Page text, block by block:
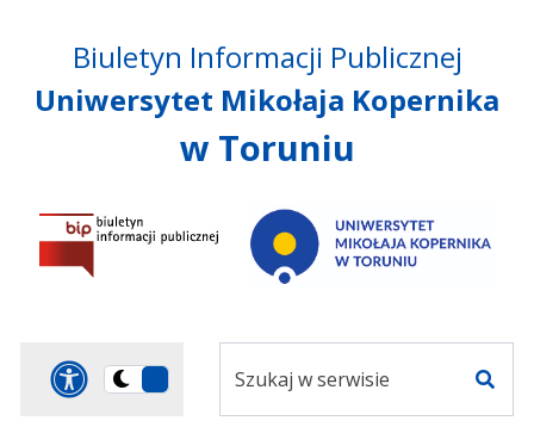
Przejdź do
głównego menu
Przejdź do treści
Przejdź do mapy
serwisu
Biuletyn Informacji Publicznej
Uniwersytet Mikołaja Kopernika
w Toruniu
Panel dostosowania
Przełącz
serwisie